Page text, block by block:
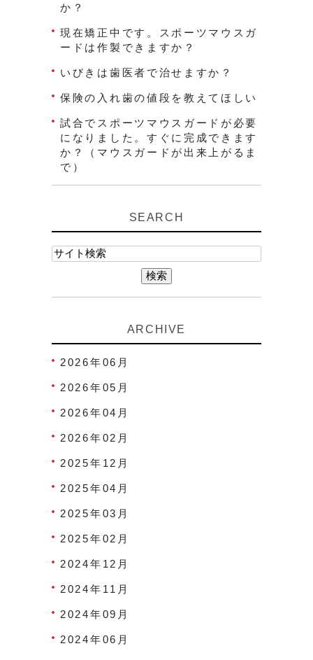
か？
現在矯正中です。スポーツマウスガ
ードは作製できますか？
いびきは歯医者で治せますか？
保険の入れ歯の値段を教えてほしい
試合でスポーツマウスガードが必要
になりました。すぐに完成できます
か？（マウスガードが出来上がるま
で）
SEARCH
ARCHIVE
2026年06月
2026年05月
2026年04月
2026年02月
2025年12月
2025年04月
2025年03月
2025年02月
2024年12月
2024年11月
2024年09月
2024年06月